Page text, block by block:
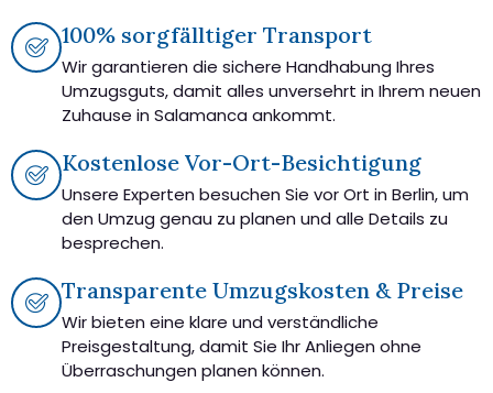
100% sorgfälltiger Transport
Wir garantieren die sichere Handhabung Ihres
Umzugsguts, damit alles unversehrt in Ihrem neuen
Zuhause in Salamanca ankommt.
Kostenlose Vor-Ort-Besichtigung
Unsere Experten besuchen Sie vor Ort in Berlin, um
den Umzug genau zu planen und alle Details zu
besprechen.
Transparente Umzugskosten & Preise
Wir bieten eine klare und verständliche
Preisgestaltung, damit Sie Ihr Anliegen ohne
Überraschungen planen können.